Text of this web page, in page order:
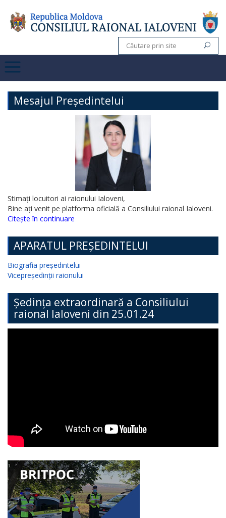
Mesajul Președintelui
Stimați locuitori ai raionului Ialoveni,
Bine ați venit pe platforma oficială a Consiliului raional Ialoveni.
Citește în continuare
APARATUL PREȘEDINTELUI
Biografia președintelui
Vicepreședinții raionului
Ședința extraordinară a Consiliului
raional Ialoveni din 25.01.24